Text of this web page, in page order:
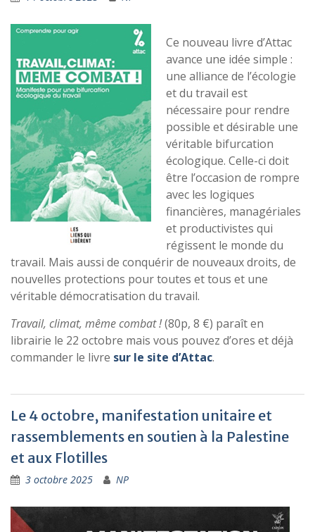
Ce nouveau livre d’Attac
avance une idée simple :
une alliance de l’écologie
et du travail est
nécessaire pour rendre
possible et désirable une
véritable bifurcation
écologique. Celle-ci doit
être l’occasion de rompre
avec les logiques
financières, managériales
et productivistes qui
régissent le monde du
travail. Mais aussi de conquérir de nouveaux droits, de
nouvelles protections pour toutes et tous et une
véritable démocratisation du travail.
Travail, climat, même combat !(80p, 8 €) paraît en
librairie le 22 octobre mais vous pouvez d’ores et déjà
commander le livre sur le site d’Attac.
Le 4 octobre, manifestation unitaire et
rassemblements en soutien à la Palestine
et aux Flotilles
3 octobre 2025 NP